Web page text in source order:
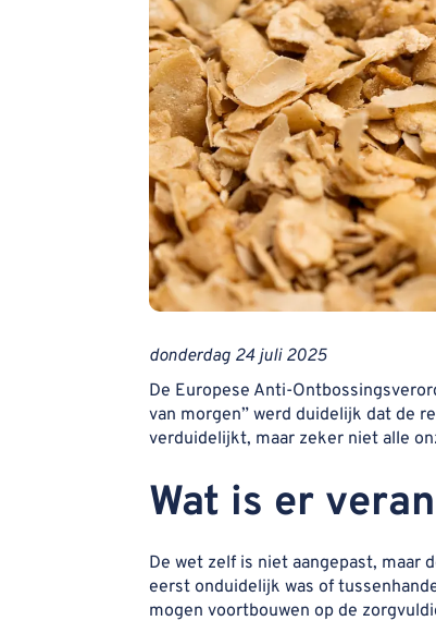
donderdag 24 juli 2025
De Europese Anti-
van morgen” werd duidelijk dat de
verduidelijkt, maar zeker niet alle
Wat is er
De wet zelf is niet aangepast, maar
eerst onduidelijk was of
mogen voortbouwen op de